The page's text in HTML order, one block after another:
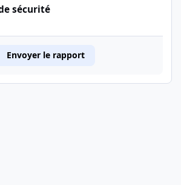
sécurité
Envoyer le rapport